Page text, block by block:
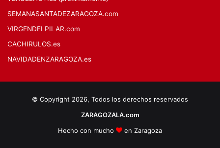
SEMANASANTADEZARAGOZA.com
VIRGENDELPILAR.com
CACHIRULOS.es
NAVIDADENZARAGOZA.es
© Copyright 2026, Todos los derechos reservados
ZARAGOZALA.com
Hecho con mucho
en Zaragoza